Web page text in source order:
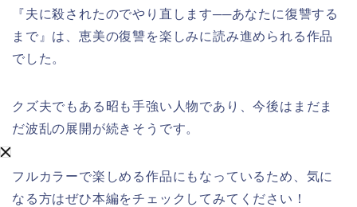
『夫に殺されたのでやり直します──あなたに復讐する
まで』は、恵美の復讐を楽しみに読み進められる作品
でした。
クズ夫でもある昭も手強い人物であり、今後はまだま
だ波乱の展開が続きそうです。
フルカラーで楽しめる作品にもなっているため、気に
なる方はぜひ本編をチェックしてみてください！